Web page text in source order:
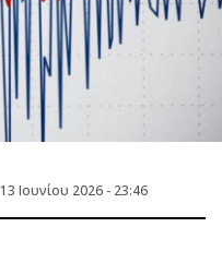
13 Ιουνίου 2026 - 23:46